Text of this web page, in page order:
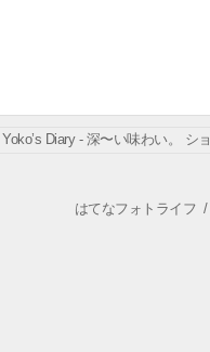
Yoko’s Diary - 深〜い味わい。 シ
はてなフォトライフ /